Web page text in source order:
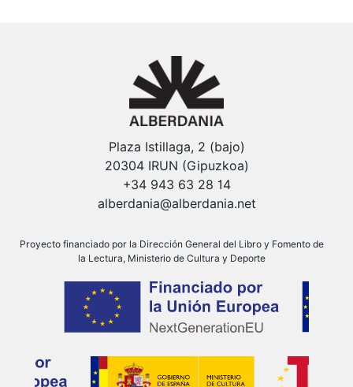
Plaza Istillaga, 2 (bajo)
20304 IRUN (Gipuzkoa)
+34 943 63 28 14
alberdania@alberdania.net
Proyecto financiado por la Dirección General del Libro y Fomento de
la Lectura, Ministerio de Cultura y Deporte